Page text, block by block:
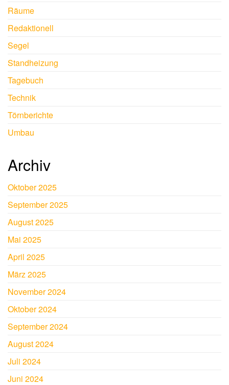
Räume
Redaktionell
Segel
Standheizung
Tagebuch
Technik
Törnberichte
Umbau
Archiv
Oktober 2025
September 2025
August 2025
Mai 2025
April 2025
März 2025
November 2024
Oktober 2024
September 2024
August 2024
Juli 2024
Juni 2024